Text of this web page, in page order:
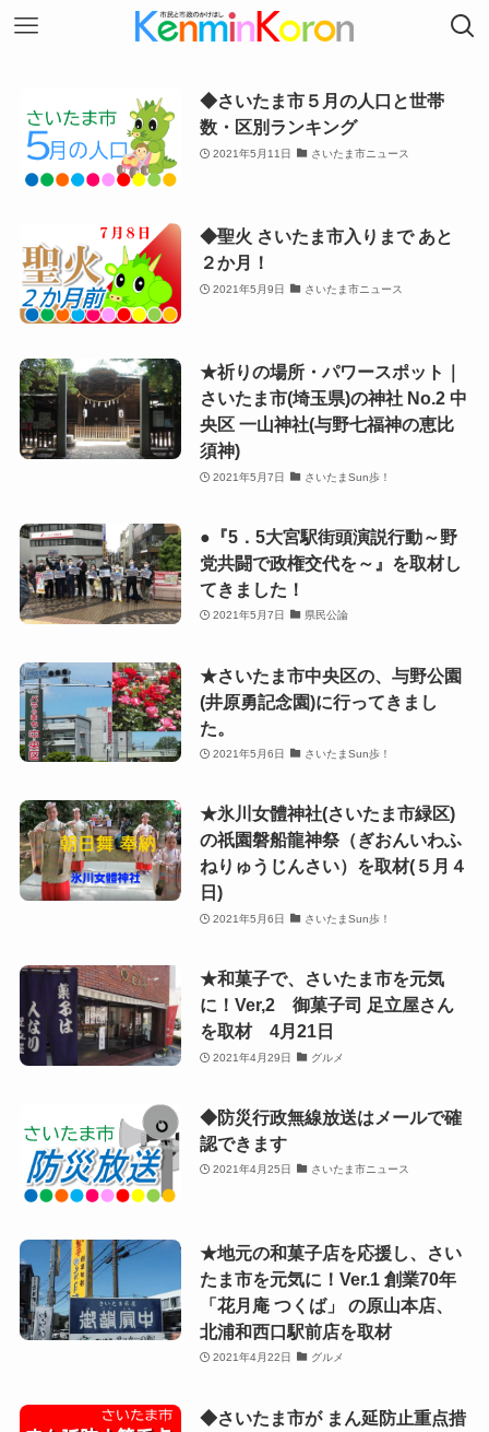
◆さいたま市５月の人口と世帯
数・区別ランキング
2021年5月11日 さいたま市ニュース
◆聖火 さいたま市入りまで あと
２か月！
2021年5月9日 さいたま市ニュース
★祈りの場所・パワースポット｜
さいたま市(埼玉県)の神社 No.2 中
央区 一山神社(与野七福神の恵比
須神)
2021年5月7日 さいたまSun歩！
●『5．5大宮駅街頭演説行動～野
党共闘で政権交代を～』を取材し
てきました！
2021年5月7日 県民公論
★さいたま市中央区の、与野公園
(井原勇記念園)に行ってきまし
た。
2021年5月6日 さいたまSun歩！
★氷川女體神社(さいたま市緑区)
の祇園磐船龍神祭（ぎおんいわふ
ねりゅうじんさい）を取材(５月４
日)
2021年5月6日 さいたまSun歩！
★和菓子で、さいたま市を元気
に！Ver,2 御菓子司 足立屋さん
を取材 4月21日
2021年4月29日 グルメ
◆防災行政無線放送はメールで確
認できます
2021年4月25日 さいたま市ニュース
★地元の和菓子店を応援し、さい
たま市を元気に！Ver.1 創業70年
「花月庵 つくば」 の原山本店、
北浦和西口駅前店を取材
2021年4月22日 グルメ
◆さいたま市が まん延防止重点措